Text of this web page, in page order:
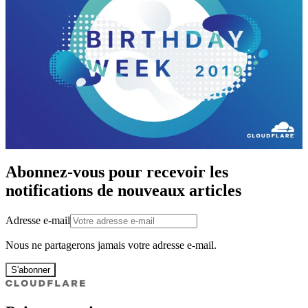
Abonnez-vous pour recevoir les
notifications de nouveaux articles
Adresse e-mail
Nous ne partagerons jamais votre adresse e-mail.
S'abonner